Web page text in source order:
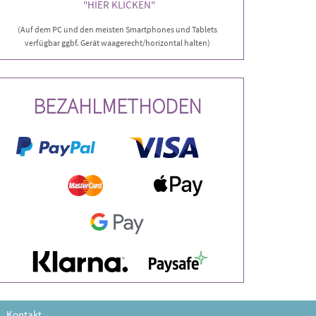
"HIER KLICKEN"
(Auf dem PC und den meisten Smartphones und Tablets
verfügbar ggbf. Gerät waagerecht/horizontal halten)
BEZAHLMETHODEN